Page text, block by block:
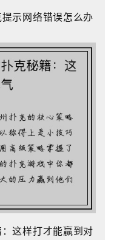
示网络错误怎么办
这样打才能赢到对